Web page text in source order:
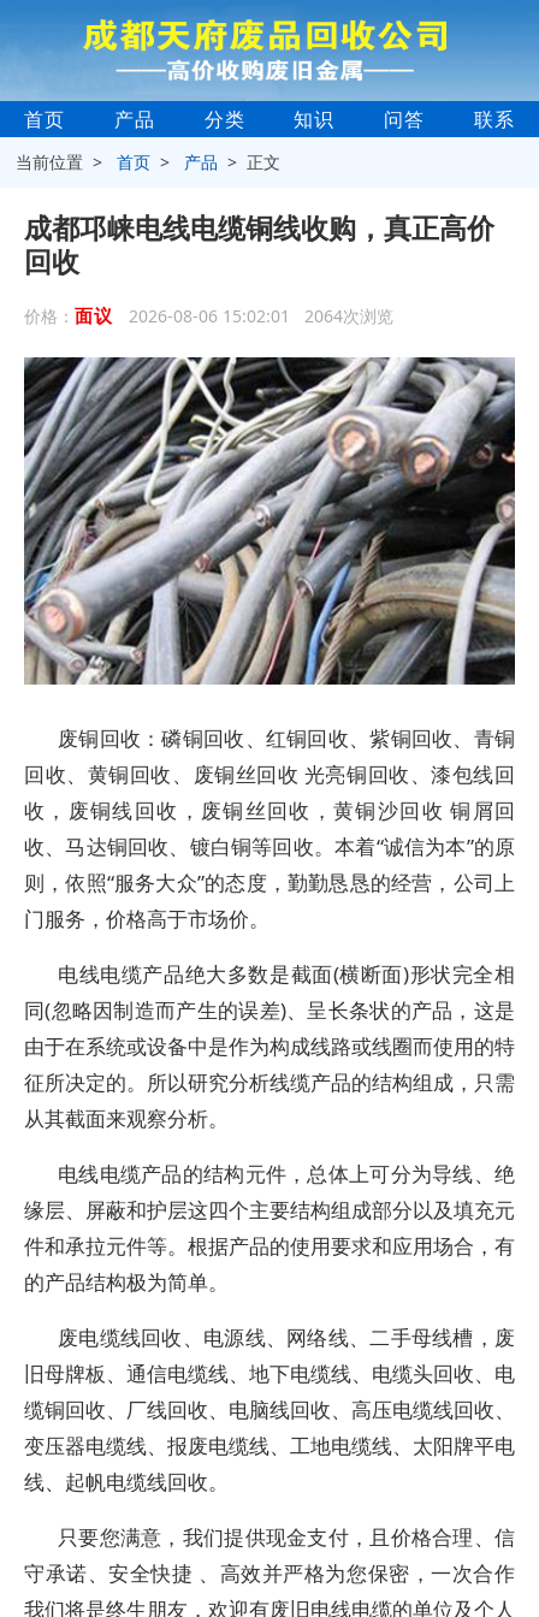
首页 产品 分类 知识 问答 联系
当前位置 >首页 > 产品 > 正文
成都邛崃电线电缆铜线收购，真正高价
回收
价格： 面议 2026-08-06 15:02:01 2064次浏览
废铜回收：磷铜回收、红铜回收、紫铜回收、青铜
回收、黄铜回收、废铜丝回收 光亮铜回收、漆包线回
收，废铜线回收，废铜丝回收，黄铜沙回收 铜屑回
收、马达铜回收、镀白铜等回收。本着“诚信为本”的原
则，依照“服务大众”的态度，勤勤恳恳的经营，公司上
门服务，价格高于市场价。
电线电缆产品绝大多数是截面(横断面)形状完全相
同(忽略因制造而产生的误差)、呈长条状的产品，这是
由于在系统或设备中是作为构成线路或线圈而使用的特
征所决定的。所以研究分析线缆产品的结构组成，只需
从其截面来观察分析。
电线电缆产品的结构元件，总体上可分为导线、绝
缘层、屏蔽和护层这四个主要结构组成部分以及填充元
件和承拉元件等。根据产品的使用要求和应用场合，有
的产品结构极为简单。
废电缆线回收、电源线、网络线、二手母线槽，废
旧母牌板、通信电缆线、地下电缆线、电缆头回收、电
缆铜回收、厂线回收、电脑线回收、高压电缆线回收、
变压器电缆线、报废电缆线、工地电缆线、太阳牌平电
线、起帆电缆线回收。
只要您满意，我们提供现金支付，且价格合理、信
守承诺、安全快捷 、高效并严格为您保密，一次合作
我们将是终生朋友，欢迎有废旧电线电缆的单位及个人